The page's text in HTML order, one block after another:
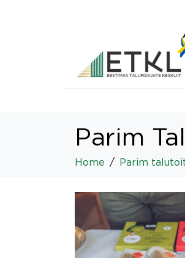
Parim
Home Parim